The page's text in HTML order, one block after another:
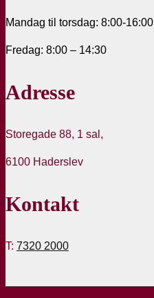
Mandag til torsdag: 8:00-16:00
Fredag: 8:00 – 14:30
Adresse
Storegade 88, 1 sal,
6100 Haderslev
Kontakt
T: 7320 2000